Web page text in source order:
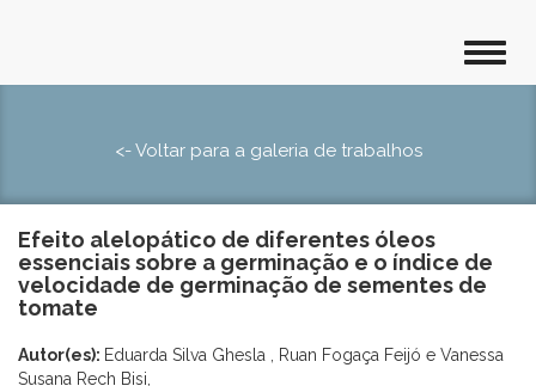
<- Voltar para a galeria de trabalhos
Efeito alelopático de diferentes óleos
essenciais sobre a germinação e o índice de
velocidade de germinação de sementes de
tomate
Autor(es): Eduarda Silva Ghesla , Ruan Fogaça Feijó e Vanessa
Susana Rech Bisi,